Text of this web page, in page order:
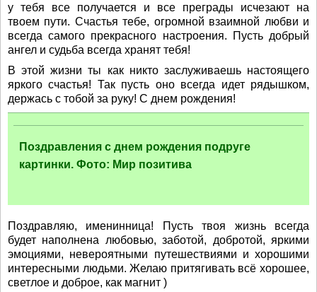
у тебя все получается и все преграды исчезают на
твоем пути. Счастья тебе, огромной взаимной любви и
всегда самого прекрасного настроения. Пусть добрый
ангел и судьба всегда хранят тебя!
В этой жизни ты как никто заслуживаешь настоящего
яркого счастья! Так пусть оно всегда идет рядышком,
держась с тобой за руку! С днем рождения!
Поздравления с днем рождения подруге
картинки. Фото: Мир позитива
Поздравляю, именинница! Пусть твоя жизнь всегда
будет наполнена любовью, заботой, добротой, яркими
эмоциями, невероятными путешествиями и хорошими
интересными людьми. Желаю притягивать всё хорошее,
светлое и доброе, как магнит )